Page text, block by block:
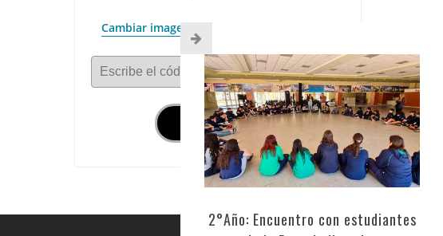
Cambiar imagen
Escribe el código
2°Año: Encuentro con estudiantes